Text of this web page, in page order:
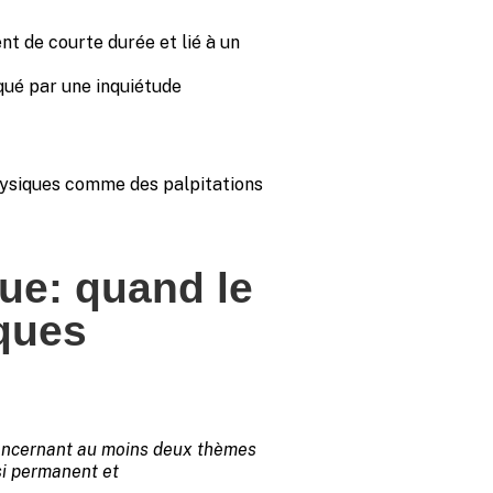
de courte durée et lié à un
par une inquiétude
comme des palpitations
quand le
au moins deux thèmes
permanent et